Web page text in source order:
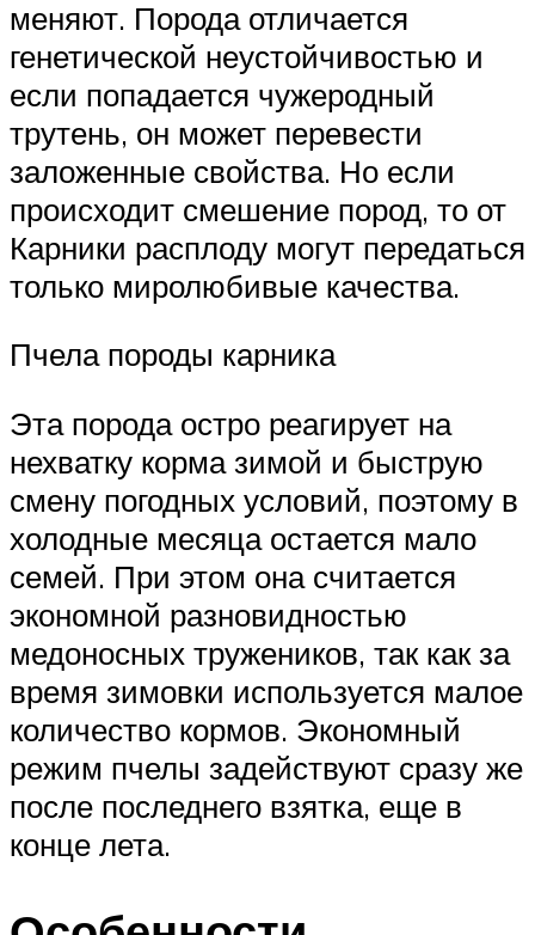
меняют. Порода отличается
генетической неустойчивостью и
если попадается чужеродный
трутень, он может перевести
заложенные свойства. Но если
происходит смешение пород, то от
Карники расплоду могут передаться
только миролюбивые качества.
Пчела породы карника
Эта порода остро реагирует на
нехватку корма зимой и быструю
смену погодных условий, поэтому в
холодные месяца остается мало
семей. При этом она считается
экономной разновидностью
медоносных тружеников, так как за
время зимовки используется малое
количество кормов. Экономный
режим пчелы задействуют сразу же
после последнего взятка, еще в
конце лета.